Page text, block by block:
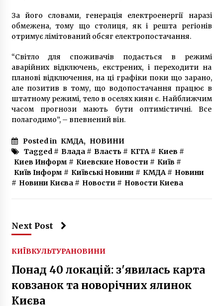
Без горячей воды на 3 недели остались и
столичные Нивки
У Києві побили заступника голови КМДА
7 років ago
На маршруті Kyiv Boryspil Express з`явиться
7 років ago
У Києві попрощались з військовим, що
служив у новоград-волинській бригаді та
загинув на Луганщині
соколів намагались контрабандою
перевезти у Катар
5 років ago
За його словами, генерація електроенергії наразі
обмежена, тому що столиця, як і решта регіонів
отримує лімітований обсяг електропостачання.
“Світло для споживачів подається в режимі
аварійних відключень, екстрених, і переходити на
планові відключення, на ці графіки поки що зарано,
але позитив в тому, що водопостачання працює в
штатному режимі, тело в оселях киян є. Найближчим
часом прогнози мають бути оптимістичні. Все
полагодимо”, – впевнений він.
Posted in КМДА, НОВИНИ
Tagged # Влада# Власть# КГГА# Киев #
Киев Информ # Киевские Новости # Київ #
Київ Інформ # Київські Новини # КМДА# Новини
# Новини Києва# Новости # Новости Киева
Next Post
КИЇВКУЛЬТУРАНОВИНИ
Понад 40 локацій: з'явилась карта
ковзанок та новорічних ялинок
Києва